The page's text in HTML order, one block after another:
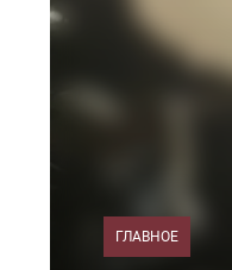
ГЛАВНОЕ